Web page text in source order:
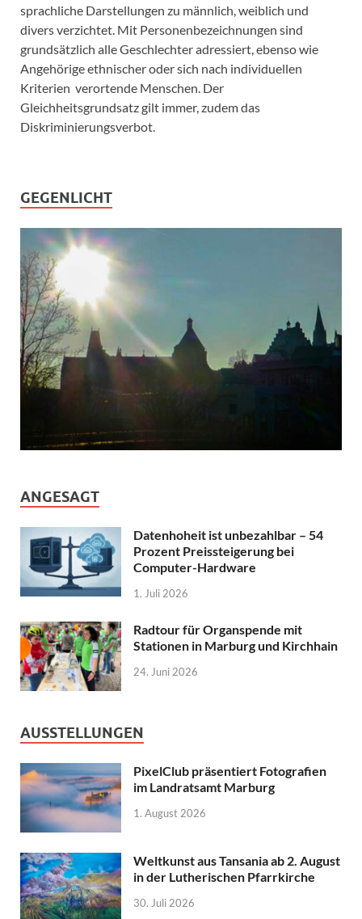
sprachliche Darstellungen zu männlich, weiblich und
divers verzichtet. Mit Personenbezeichnungen sind
grundsätzlich alle Geschlechter adressiert, ebenso wie
Angehörige ethnischer oder sich nach individuellen
Kriterien verortende Menschen. Der
Gleichheitsgrundsatz gilt immer, zudem das
Diskriminierungsverbot.
GEGENLICHT
ANGESAGT
Datenhoheit ist unbezahlbar – 54
Prozent Preissteigerung bei
Computer-Hardware
1. Juli 2026
Radtour für Organspende mit
Stationen in Marburg und Kirchhain
24. Juni 2026
AUSSTELLUNGEN
PixelClub präsentiert Fotografien
im Landratsamt Marburg
1. August 2026
Weltkunst aus Tansania ab 2. August
in der Lutherischen Pfarrkirche
30. Juli 2026